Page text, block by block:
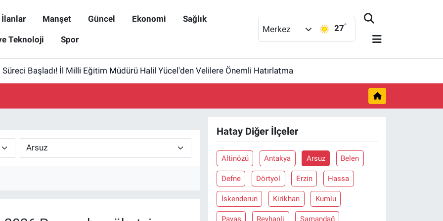
İlanlar Manşet Güncel Ekonomi Sağlık
Teknoloji Spor
Merkez 27°
Süreci Başladı! İl Milli Eğitim Müdürü Halil Yücel'den Velilere Önemli Hatırlatma
Hatay Diğer İlçeler
Altinözü Antakya Arsuz Belen
Defne Dörtyol Erzin Hassa
İskenderun Kirikhan Kumlu
Payas Reyhanli Samandağ